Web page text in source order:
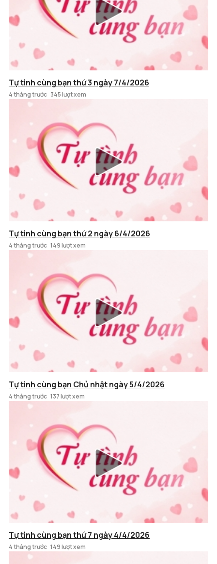
Tự tình cùng bạn thứ 3 ngày 7/4/2026
4 tháng trước 345 lượt xem
Tự tình cùng bạn thứ 2 ngày 6/4/2026
4 tháng trước 149 lượt xem
Tự tình cùng bạn Chủ nhật ngày 5/4/2026
4 tháng trước 137 lượt xem
Tự tình cùng bạn thứ 7 ngày 4/4/2026
4 tháng trước 149 lượt xem